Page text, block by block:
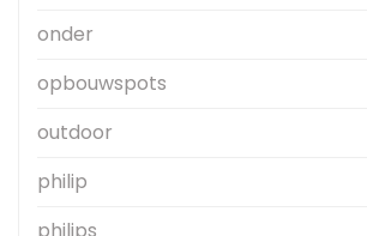
onder
opbouwspots
outdoor
philip
philips